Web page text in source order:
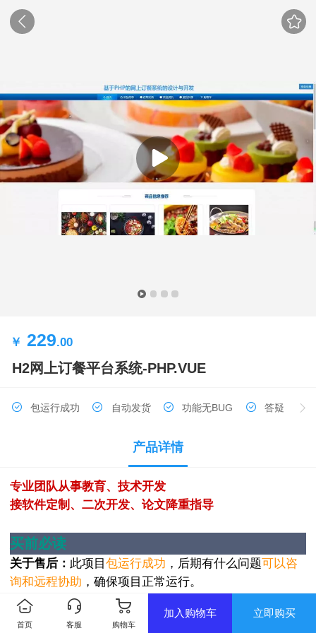
￥ 229.00
H2网上订餐平台系统-PHP.VUE
包运行成功 自动发货 功能无BUG 答疑
产品详情
专业团队从事教育、技术开发
接软件定制、二次开发、论文降重指导
买前必读
关于售后： 此项目包运行成功 ，后期有什么问题可以咨
询和远程协助 ，确保项目正常运行。
提供源码、开题报告、论文、答辩PPT、环境搭建部署
教程、软件配套、答疑
首页 客服 购物车
加入购物车 立即购买